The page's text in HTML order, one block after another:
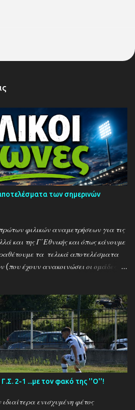
των σημερινών
φιλικών αναμετρήσεων για τις
και της Γ΄Εθνικής και όπως κάνουμε
τα τελικά αποτελέσματα
(που έχουν ανακοινώσει οι ομάδες) ....
2 Α.Ο. Καβάλα - Αγ. Αθανάσιος 5-1
0-2 Κ17 ΠΑΟΚ - Προσοτσάνη 2-1
Σερρών 3-0
2-1 ...με τον φακό της ''Ο''!
ενισχυμένη φέτος